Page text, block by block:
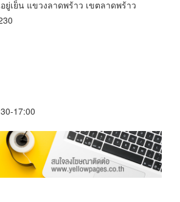
ยู่เย็น แขวงลาดพร้าว เขตลาดพร้าว
17:00